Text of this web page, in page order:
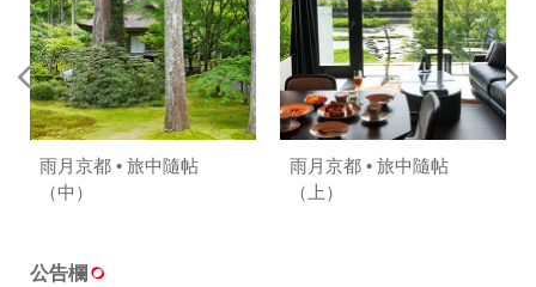
雨月京都 • 旅中隨帖
（中）
雨月京都 • 旅中隨帖
（上）
公告欄